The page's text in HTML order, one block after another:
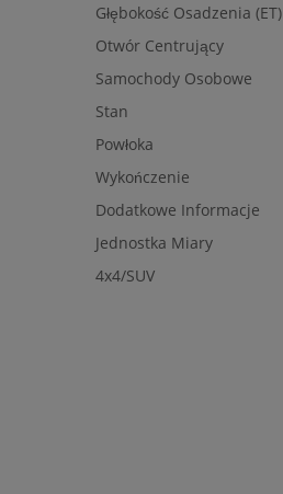
Głębokość Osadzenia (ET)
Otwór Centrujący
Samochody Osobowe
Stan
Powłoka
Wykończenie
Dodatkowe Informacje
Jednostka Miary
4x4/SUV